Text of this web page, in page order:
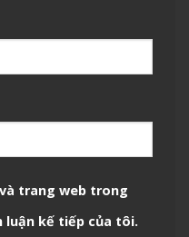
trang web trong
luận kế tiếp của tôi.